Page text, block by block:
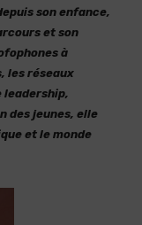
son enfance,
et son
à
les réseaux
leadership,
des jeunes, elle
et le monde